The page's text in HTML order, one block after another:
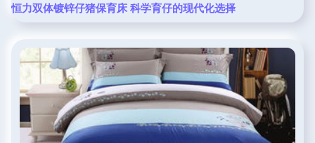
恒力双体镀锌仔猪保育床 科学育仔的现代化选择